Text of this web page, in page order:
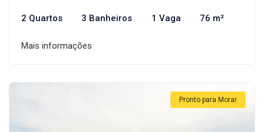
2 Quartos 3 Banheiros 1 Vaga 76 m²
Mais informações
Pronto para Morar